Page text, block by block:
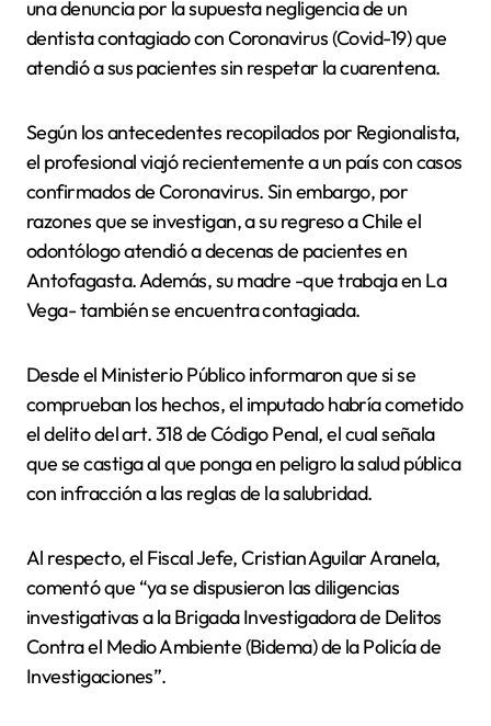
una denuncia por la supuesta negligencia de un
dentista contagiado con Coronavirus (Covid-19) que
atendió a sus pacientes sin respetar la cuarentena.
Según los antecedentes recopilados por Regionalista,
el profesional viajó recientemente a un país con casos
confirmados de Coronavirus. Sin embargo, por
razones que se investigan, a su regreso a Chile el
odontólogo atendió a decenas de pacientes en
Antofagasta. Además, su madre -que trabaja en La
Vega- también se encuentra contagiada.
Desde el Ministerio Público informaron que si se
comprueban los hechos, el imputado habría cometido
el delito del art. 318 de Código Penal, el cual señala
que se castiga al que ponga en peligro la salud pública
con infracción a las reglas de la salubridad.
Al respecto, el Fiscal Jefe, Cristian Aguilar Aranela,
comentó que “ya se dispusieron las diligencias
investigativas a la Brigada Investigadora de Delitos
Contra el Medio Ambiente (Bidema) de la Policía de
Investigaciones”.